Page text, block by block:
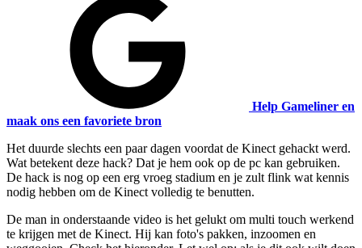
Help Gameliner en
maak ons een favoriete bron
Het duurde slechts een paar dagen voordat de Kinect gehackt werd.
Wat betekent deze hack? Dat je hem ook op de pc kan gebruiken.
De hack is nog op een erg vroeg stadium en je zult flink wat kennis
nodig hebben om de Kinect volledig te benutten.
De man in onderstaande video is het gelukt om multi touch werkend
te krijgen met de Kinect. Hij kan foto's pakken, inzoomen en